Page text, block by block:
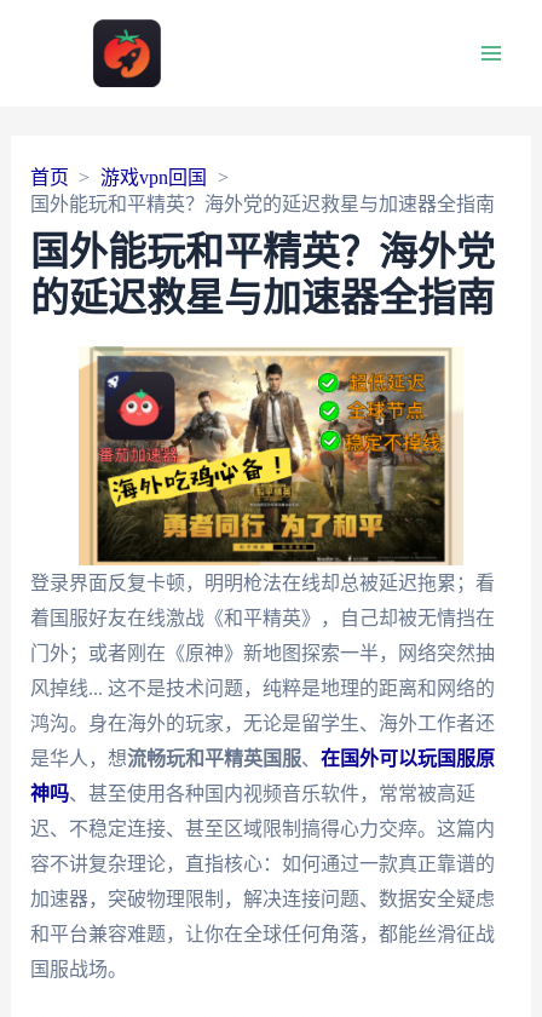
首页
游戏vpn回国
国外能玩和平精英？海外党的延迟救星与加速器全指南
国外能玩和平精英？海外党
的延迟救星与加速器全指南
登录界面反复卡顿，明明枪法在线却总被延迟拖累；看
着国服好友在线激战《和平精英》，自己却被无情挡在
门外；或者刚在《原神》新地图探索一半，网络突然抽
风掉线... 这不是技术问题，纯粹是地理的距离和网络的
鸿沟。身在海外的玩家，无论是留学生、海外工作者还
是华人，想流畅玩和平精英国服、 在国外可以玩国服原
神吗、甚至使用各种国内视频音乐软件，常常被高延
迟、不稳定连接、甚至区域限制搞得心力交瘁。这篇内
容不讲复杂理论，直指核心：如何通过一款真正靠谱的
加速器，突破物理限制，解决连接问题、数据安全疑虑
和平台兼容难题，让你在全球任何角落，都能丝滑征战
国服战场。